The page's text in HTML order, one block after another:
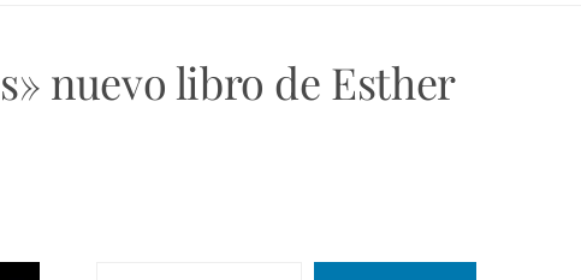
nuevo libro de Esther